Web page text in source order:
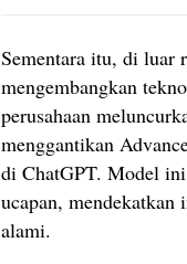
Sementara itu, di luar
mengembangkan
perusahaan
menggantikan
di ChatGPT. Model
ucapan, mendekatkan
alami.